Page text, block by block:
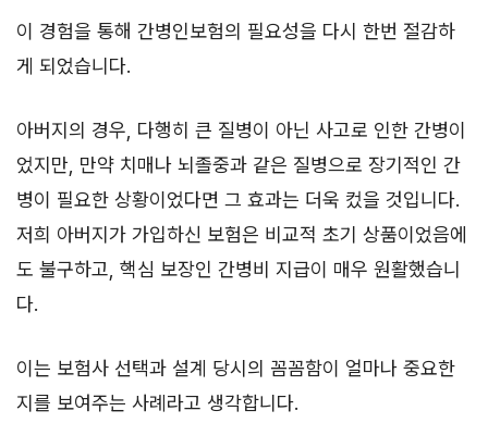
이 경험을 통해 간병인보험의 필요성을 다시 한번 절감하
게 되었습니다.
아버지의 경우, 다행히 큰 질병이 아닌 사고로 인한 간병이
었지만, 만약 치매나 뇌졸중과 같은 질병으로 장기적인 간
병이 필요한 상황이었다면 그 효과는 더욱 컸을 것입니다.
저희 아버지가 가입하신 보험은 비교적 초기 상품이었음에
도 불구하고, 핵심 보장인 간병비 지급이 매우 원활했습니
다.
이는 보험사 선택과 설계 당시의 꼼꼼함이 얼마나 중요한
지를 보여주는 사례라고 생각합니다.